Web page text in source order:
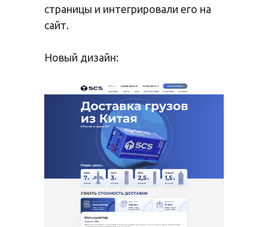
страницы и интегрировали его на
сайт.
Новый дизайн: